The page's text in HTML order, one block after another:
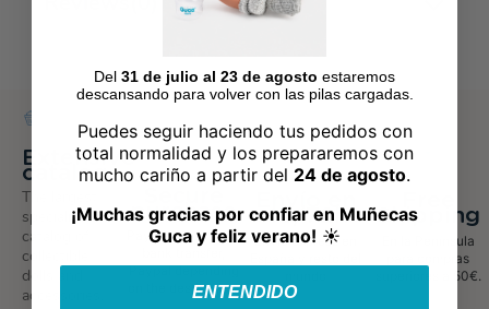
Extensive
catalog
The largest
specialized
catalog of
collectible
dolls and
accessories.
purchase
Pay by credit card,
Paypal depending
on the destination.
48/72h
Envio express en
Shipping
En la Península
para compras
superiores a 50€.
Del 31 de julio al 23 de agosto estaremos
descansando para volver con las pilas cargadas.
Puedes seguir haciendo tus pedidos con
total normalidad y los prepararemos con
mucho cariño a partir del 24 de agosto.
¡Muchas gracias por confiar en Muñecas
Guca y feliz verano! ☀️
ENTENDIDO